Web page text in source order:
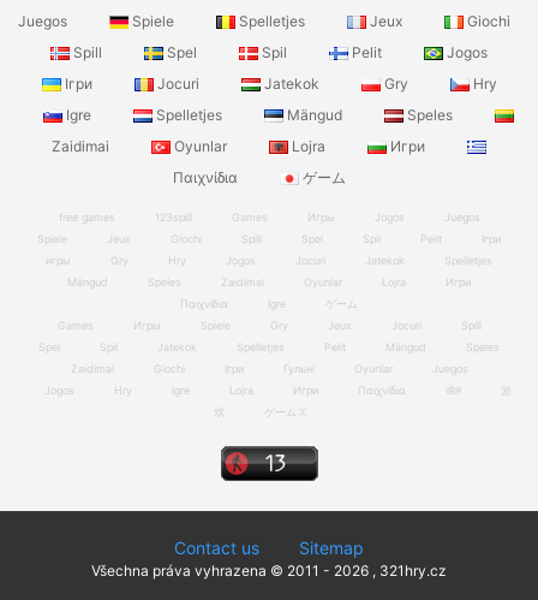
Juegos
Spiele Spelletjes Jeux
Giochi
Spill
Spel Spil Pelit
Jogos
Ігри
Jocuri Jatekok Gry
Hry
Igre
Spelletjes Mängud
Speles
Zaidimai
Oyunlar Lojra
Игри
Παιχνίδια
ゲーム
free games 123spill Games Игры Jogos
Juegos
Spiele
Jeux Giochi Spill Spel Spil Pelit
Ігри
игры
Gry Hry Jogos Jocuri Jatekok
Spelletjes
Mängud
Speles Zaidimai Oyunlar Lojra
Игри
Παιχνίδια
Igre
ゲーム
Games
Игры Spiele Gry Jeux Jocuri
Spill
Spel
Spil Jatekok Spelletjes Pelit Mängud
Speles
Zaidimai
Giochi Ігри Гульні Oyunlar
Juegos
Jogos
Hry Igre Lojra Игри Παιχνίδια खेल
游
戏
ゲームズ
Contact us Sitemap
Všechna práva vyhrazena © 2011 - 2026 , 321hry.cz